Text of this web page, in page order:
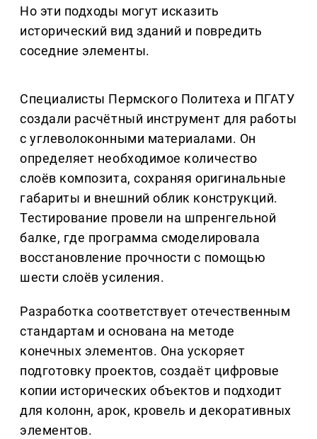
Но эти подходы могут исказить
исторический вид зданий и повредить
соседние элементы.
Специалисты Пермского Политеха и ПГАТУ
создали расчётный инструмент для работы
с углеволоконными материалами. Он
определяет необходимое количество
слоёв композита, сохраняя оригинальные
габариты и внешний облик конструкций.
Тестирование провели на шпренгельной
балке, где программа смоделировала
восстановление прочности с помощью
шести слоёв усиления.
Разработка соответствует отечественным
стандартам и основана на методе
конечных элементов. Она ускоряет
подготовку проектов, создаёт цифровые
копии исторических объектов и подходит
для колонн, арок, кровель и декоративных
элементов.